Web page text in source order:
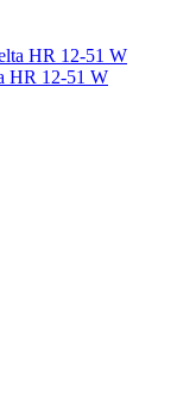
HR 12-51 W